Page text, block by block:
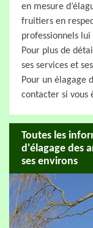
en mesure
fruitiers en
professionnels
Pour plus de
ses services et
Pour un élagage
contacter si vous
Toutes les
d'élagage des
ses environs